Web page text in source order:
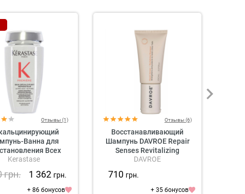
Отзывы (1)
Ванна для
Всех
Поврежденных
Reparateur
Kerastase
грн. 1 362 грн.
+ 86 бонусов
Отзывы (6)
Восстанавливающий
Шампунь DAVROE Repair
Senses Revitalizing
Shampoo
DAVROE
710 грн.
+ 35 бонусов